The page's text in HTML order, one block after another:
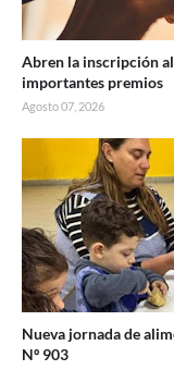
Abren la inscripción
importantes premios
Agosto 07, 2026
Nueva jornada de
Nº 903